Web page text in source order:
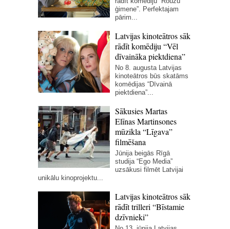
ģimene”. Perfektajam
pārim...
Latvijas kinoteātros sāk
rādīt komēdiju “Vēl
dīvaināka piektdiena”
No 8. augusta Latvijas
kinoteātros būs skatāms
komēdijas “Dīvainā
piektdiena”...
Sākusies Martas
Elīnas Martinsones
mūzikla “Līgava”
filmēšana
Jūnija beigās Rīgā
studija “Ego Media”
uzsākusi filmēt Latvijai
unikālu kinoprojektu...
Latvijas kinoteātros sāk
rādīt trilleri “Bīstamie
dzīvnieki”